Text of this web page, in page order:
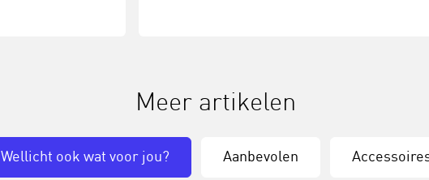
Meer artikelen
Wellicht ook wat voor jou? Aanbevolen